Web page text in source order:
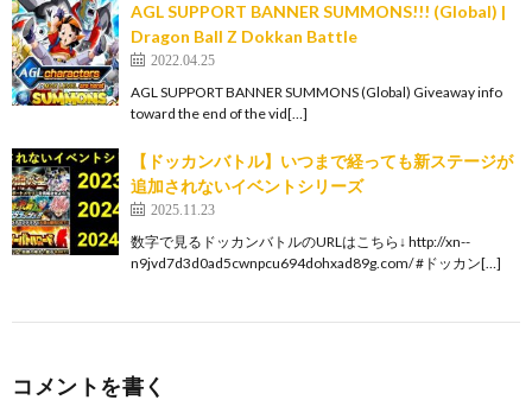
AGL SUPPORT BANNER SUMMONS!!! (Global) |
Dragon Ball Z Dokkan Battle
2022.04.25
AGL SUPPORT BANNER SUMMONS (Global) Giveaway info
toward the end of the vid[…]
【ドッカンバトル】いつまで経っても新ステージが
追加されないイベントシリーズ
2025.11.23
数字で見るドッカンバトルのURLはこちら↓ http://xn--
n9jvd7d3d0ad5cwnpcu694dohxad89g.com/ #ドッカン[…]
コメントを書く